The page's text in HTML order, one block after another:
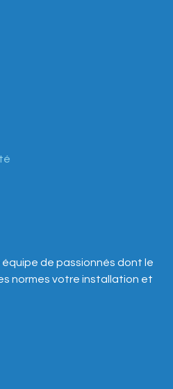
de passionnés dont le
normes votre installation et